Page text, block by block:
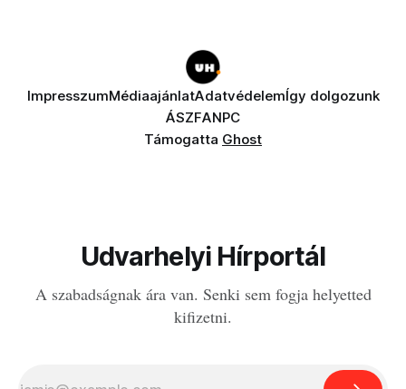
ImpresszumMédiaajánlatAdatvédelemÍgy dolgozunk
ÁSZFANPC
Támogatta Ghost
Udvarhelyi Hírportál
A szabadságnak ára van. Senki sem fogja helyetted
kifizetni.